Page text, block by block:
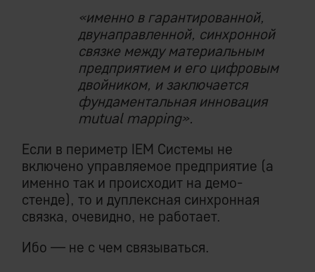
«именно в гарантированной,
двунаправленной, синхронной
связке между материальным
предприятием и его цифровым
двойником, и заключается
фундаментальная инновация
mutual mapping».
Если в периметр IEM Системы не
включено управляемое предприятие (а
именно так и происходит на демо-
стенде), то и дуплексная синхронная
связка, очевидно, не работает.
Ибо — не с чем связываться.